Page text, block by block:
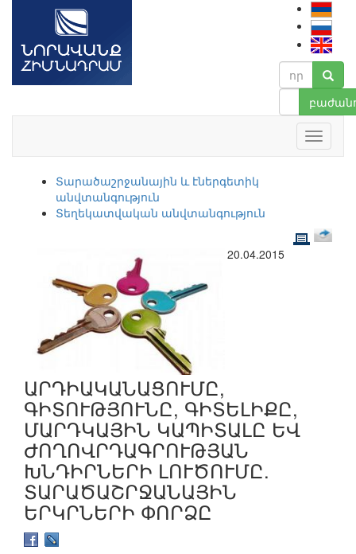
Տարածաշրջանային և էներգետիկ
անվտանգություն
Տեղեկատվական անվտանգություն
20.04.2015
ԱՐԴԻԱԿԱՆԱՑՈՒՄԸ,
ԳԻՏՈՒԹՅՈՒՆԸ, ԳԻՏԵԼԻՔԸ,
ՄԱՐԴԿԱՅԻՆ ԿԱՊԻՏԱԼԸ ԵՎ
ԺՈՂՈՎՐԴԱԳՐՈՒԹՅԱՆ
ԽՆԴԻՐՆԵՐԻ ԼՈՒԾՈՒՄԸ.
ՏԱՐԱԾԱՇՐՋԱՆԱՅԻՆ
ԵՐԿՐՆԵՐԻ ՓՈՐՁԸ